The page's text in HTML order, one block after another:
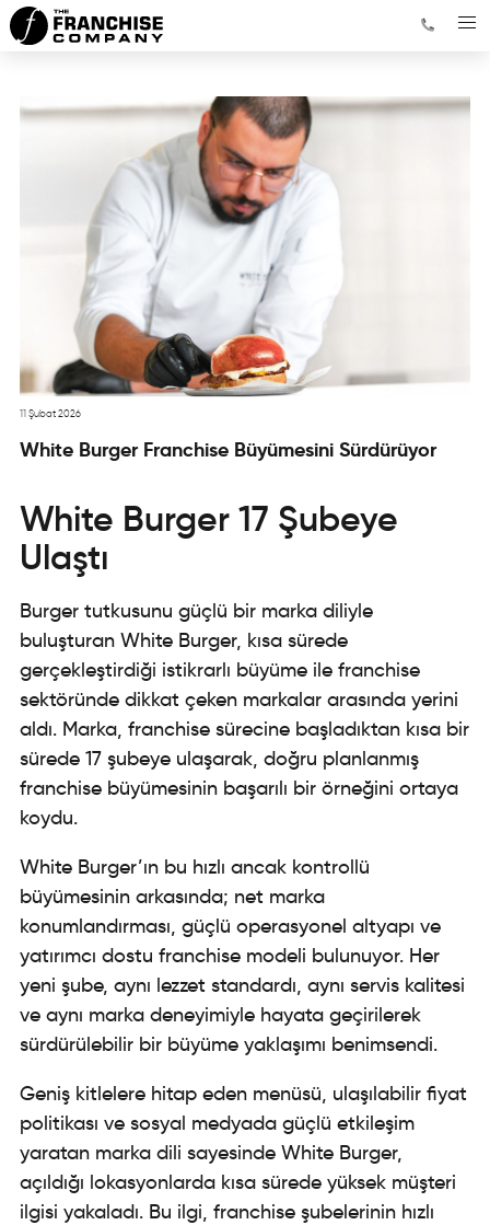
11 Şubat 2026
White Burger Franchise Büyümesini Sürdürüyor
White Burger 17 Şubeye
Ulaştı
Burger tutkusunu güçlü bir marka diliyle
buluşturan White Burger, kısa sürede
gerçekleştirdiği istikrarlı büyüme ile franchise
sektöründe dikkat çeken markalar arasında yerini
aldı. Marka, franchise sürecine başladıktan kısa bir
sürede 17 şubeye ulaşarak, doğru planlanmış
franchise büyümesinin başarılı bir örneğini ortaya
koydu.
White Burger’ın bu hızlı ancak kontrollü
büyümesinin arkasında; net marka
konumlandırması, güçlü operasyonel altyapı ve
yatırımcı dostu franchise modeli bulunuyor. Her
yeni şube, aynı lezzet standardı, aynı servis kalitesi
ve aynı marka deneyimiyle hayata geçirilerek
sürdürülebilir bir büyüme yaklaşımı benimsendi.
Geniş kitlelere hitap eden menüsü, ulaşılabilir fiyat
politikası ve sosyal medyada güçlü etkileşim
yaratan marka dili sayesinde White Burger,
açıldığı lokasyonlarda kısa sürede yüksek müşteri
ilgisi yakaladı. Bu ilgi, franchise şubelerinin hızlı